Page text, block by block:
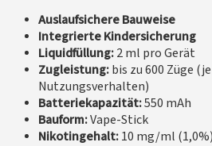
Auslaufsichere Bauweise
Integrierte Kindersicherung
Liquidfüllung:2 ml pro Gerät
Zugleistung:bis zu 600 Züge
Nutzungsverhalten)
Batteriekapazität:550 mAh
Bauform:Vape-Stick
Nikotingehalt:10 mg/ml (1,0%)